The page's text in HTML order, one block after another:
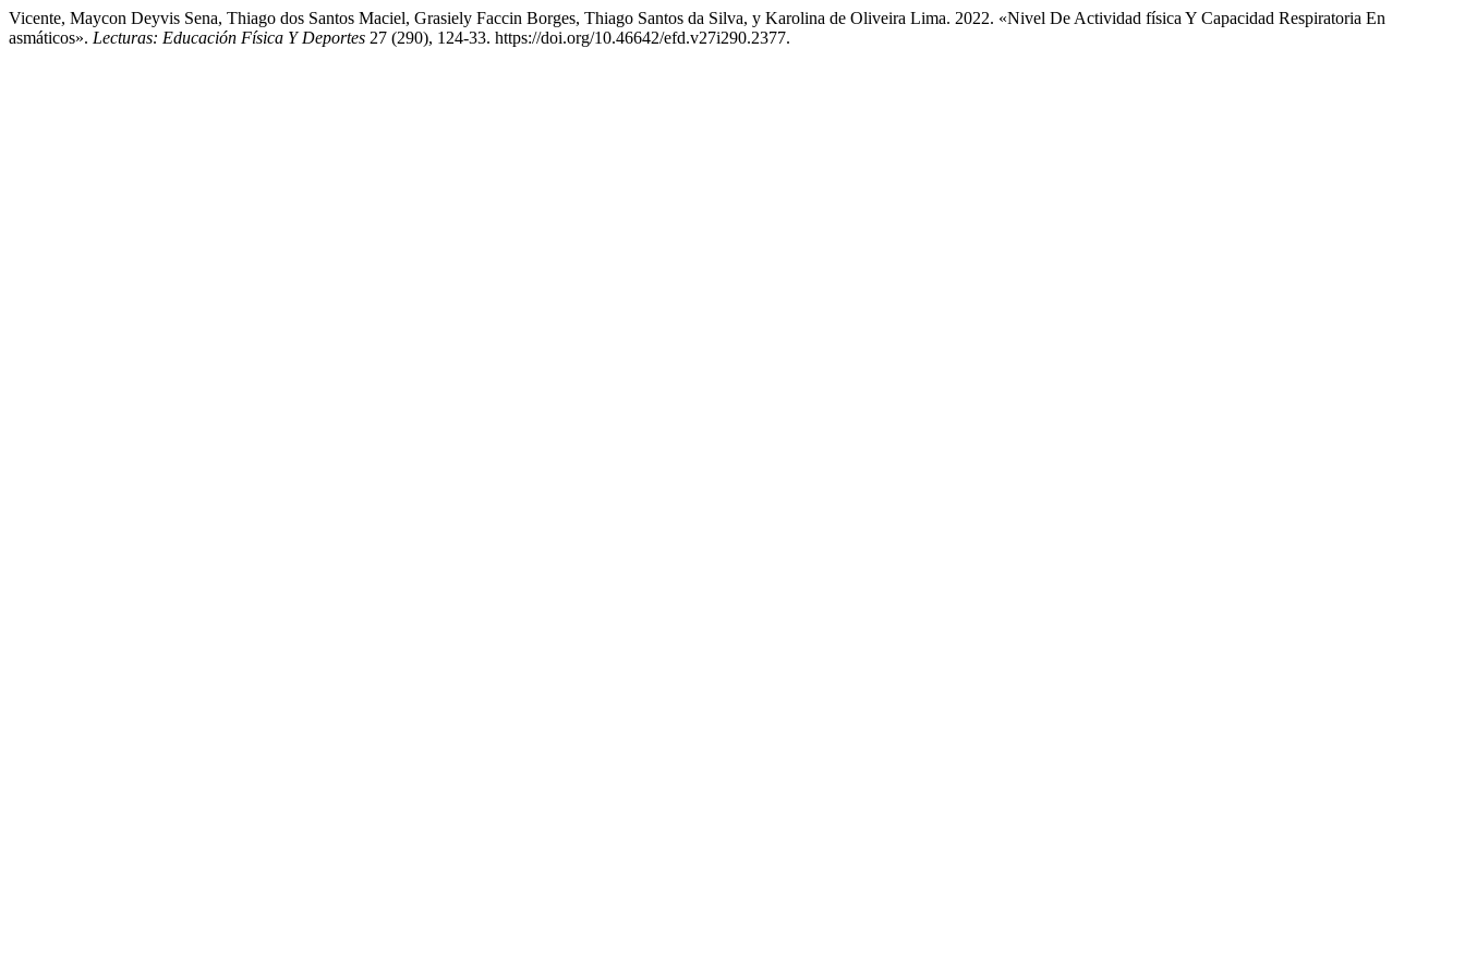
Vicente, Maycon Deyvis Sena, Thiago dos Santos Maciel, Grasiely Faccin Borges, Thiago Santos da Silva, y Karolina de Oliveira Lima. 2022. «Nivel De Actividad física Y Capacidad Respiratoria En
asmáticos». Lecturas: Educación Física Y Deportes 27 (290), 124-33. https://doi.org/10.46642/efd.v27i290.2377.